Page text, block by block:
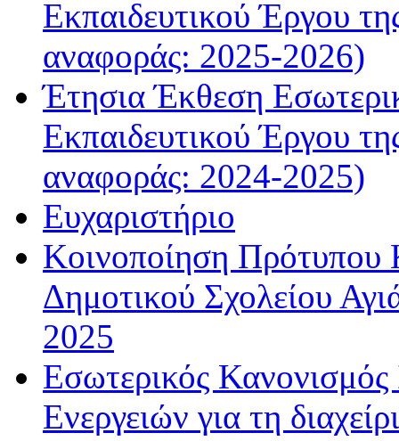
Εκπαιδευτικού Έργου
αναφοράς: 2025-2026)
Έτησια Έκθεση
Εκπαιδευτικού Έργου
αναφοράς: 2024-2025)
Ευχαριστήριο
Κοινοποίηση Πρότυπου
Δημοτικού Σχολείου
2025
Εσωτερικός
Ενεργειών για τη